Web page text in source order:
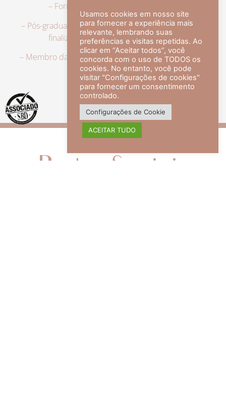
– Formação em Medicina pela UFRJ.
– Pós-graduação em Dermatologia pela UFRJ, tendo
finalizado a especialização em 2007.
– Membro da Sociedade Brasileira de Dermatologia,
com título de especialista.
veja mais +
Redes Sociais
Usamos cookies em nosso site
para fornecer a experiência mais
relevante, lembrando suas
preferências e visitas repetidas. Ao
clicar em “Aceitar todos”, você
concorda com o uso de TODOS os
cookies. No entanto, você pode
visitar "Configurações de cookies"
para fornecer um consentimento
controlado.
Configurações de Cookie
ACEITAR TUDO